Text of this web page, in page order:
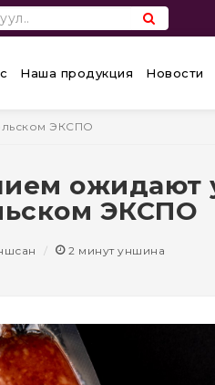
Наша продукция Новости
ЭКСПО
ожидают
ЭКСПО
2 минут уншина